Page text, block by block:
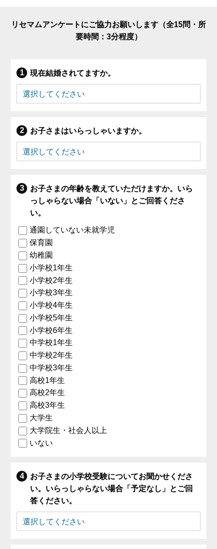
リセマムアンケートにご協力お願いします（全15問・所
要時間：3分程度）
現在結婚されてますか。
お子さまはいらっしゃいますか。
お子さまの年齢を教えていただけますか。いら
っしゃらない場合「いない」とご回答くださ
い。
通園していない未就学児
保育園
幼稚園
小学校1年生
小学校2年生
小学校3年生
小学校4年生
小学校5年生
小学校6年生
中学校1年生
中学校2年生
中学校3年生
高校1年生
高校2年生
高校3年生
大学生
大学院生・社会人以上
いない
お子さまの小学校受験についてお聞かせくださ
い。いらっしゃらない場合「予定なし」とご回
答ください。